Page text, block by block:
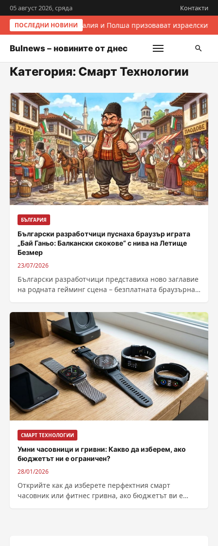
05 август 2026, сряда Контакти
ПОСЛЕДНИ НОВИНИИталия и Полша призовават
Bulnews – новините от днес
Категория: Смарт Технологии
БЪЛГАРИЯ
Български разработчици пуснаха браузър играта
„Бай Ганьо: Балкански скокове“ с нива на Летище
Безмер
23/07/2026
Български разработчици представиха ново заглавие
на родната гейминг сцена – безплатната браузърна
СМАРТ ТЕХНОЛОГИИ
Умни часовници и гривни: Какво да изберем, ако
бюджетът ни е ограничен?
28/01/2026
Открийте как да изберете перфектния смарт
часовник или фитнес гривна, ако бюджетът ви е